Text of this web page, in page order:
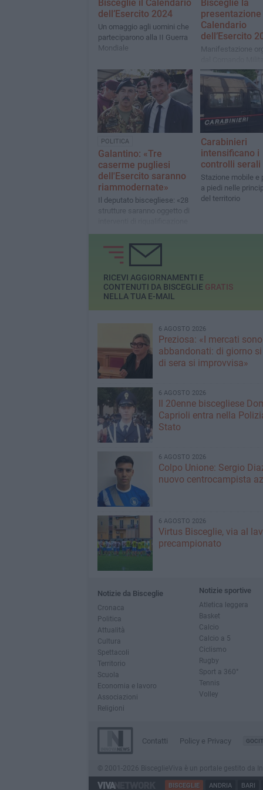
Bisceglie il Calendario
dell’Esercito 2024
Un omaggio agli uomini che
parteciparono alla II Guerra
Mondiale
Bisceglie la
presentazione
Calendario
dell’Esercito
Manifestazione
Esercito Puglia in
con il Comune di
POLITICA
Galantino: «Tre
caserme pugliesi
dell'Esercito saranno
riammodernate»
Il deputato biscegliese: «28
strutture saranno oggetto di
nazionale»
Carabinieri
intensificano i
controlli serali
Stazione mobile e
a piedi nelle
del territorio
RICEVI AGGIORNAMENTI E
CONTENUTI DA BISCEGLIE GRATIS
NELLA TUA E-MAIL
6 AGOSTO 2026
Preziosa: «I mercati sono
abbandonati: di giorno si
di sera si improvvisa»
6 AGOSTO 2026
Il 20enne biscegliese
Caprioli entra nella
Stato
6 AGOSTO 2026
Colpo Unione: Sergio
nuovo centrocampista
6 AGOSTO 2026
Virtus Bisceglie, via al
precampionato
Notizie da Bisceglie
Cronaca
Politica
Attualità
Cultura
Spettacoli
Territorio
Scuola
Economia e lavoro
Associazioni
Religioni
Notizie sportive
Atletica leggera
Basket
Calcio
Calcio a 5
Ciclismo
Rugby
Sport a 360°
Tennis
Volley
Contatti Policy e Privacy
© 2001-2026 BisceglieViva è un portale gestito da
BISCEGLIE ANDRIA BARI